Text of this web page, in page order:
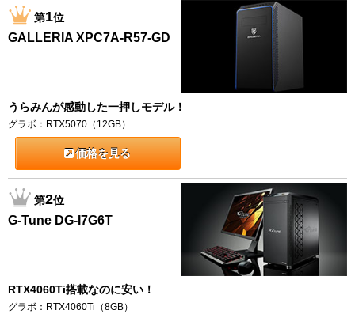
第1位
GALLERIA XPC7A-R57-GD
うらみんが感動した一押しモデル！
グラボ：RTX5070（12GB）
価格を見る
第2位
G-Tune DG-I7G6T
RTX4060Ti搭載なのに安い！
グラボ：RTX4060Ti（8GB）